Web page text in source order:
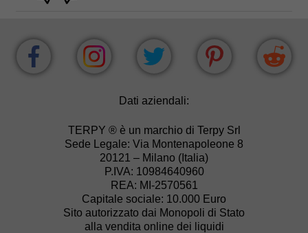
Dati aziendali:
TERPY ® è un marchio di Terpy Srl
Sede Legale: Via Montenapoleone 8
20121 – Milano (Italia)
P.IVA: 10984640960
REA: MI-2570561
Capitale sociale: 10.000 Euro
Sito autorizzato dai Monopoli di Stato
alla vendita online dei liquidi